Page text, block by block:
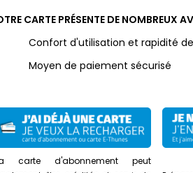
CARTE PRÉSENTE DE NOMBREUX
d'utilisation et rapidité
de paiement sécurisé
carte d'abonnement peut